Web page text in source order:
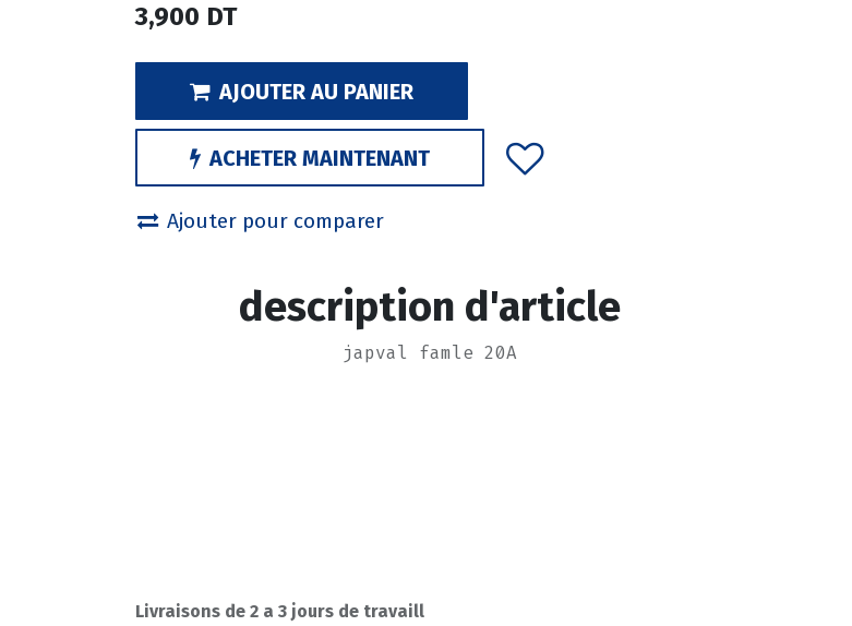
3,900 DT
AJOUTER AU PANIER
ACHETER MAINTENANT
Ajouter pour comparer
description d'article
japval famle 20A
Livraisons de 2 a 3 jours de travaill